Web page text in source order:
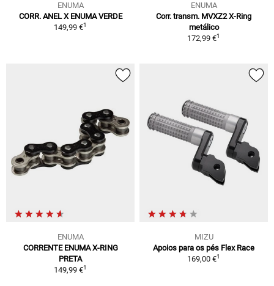
ENUMA
CORR. ANEL X ENUMA VERDE
149,99 €1
ENUMA
Corr. transm. MVXZ2 X-Ring
metálico
172,99 €1
ENUMA
CORRENTE ENUMA X-RING
PRETA
149,99 €1
MIZU
Apoios para os pés Flex Race
169,00 €1